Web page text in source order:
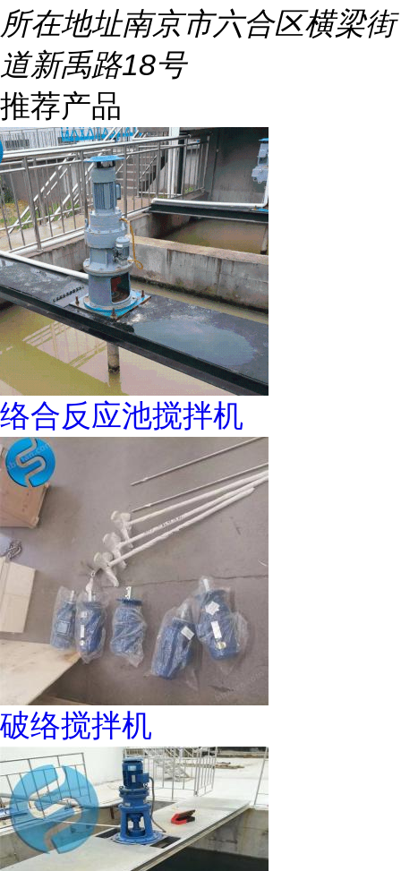
所在地址南京市六合区横梁街
道新禹路18号
推荐产品
络合反应池搅拌机
破络搅拌机